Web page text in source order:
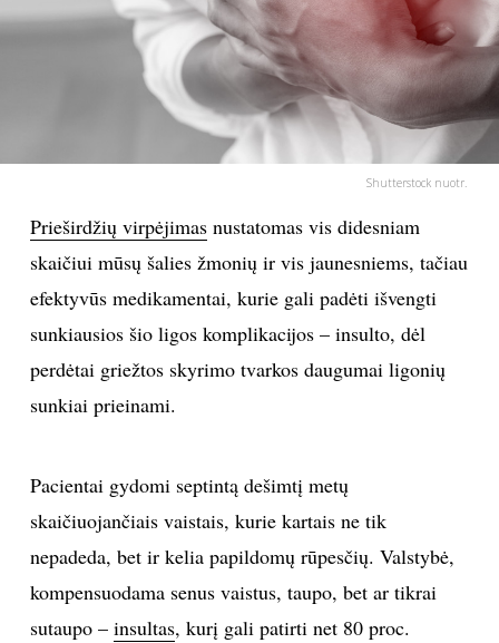
PSICHOLOGIJA
ASTROLOGIJA
POLITIKA
KULTŪRA
KINAS
MUZIKA
TEATRAS
SPORTAS
Shutterstock nuotr.
Prieširdžių virpėjimasnustatomas vis didesniam
skaičiui mūsų šalies žmonių ir vis jaunesniems, tačiau
efektyvūs medikamentai, kurie gali padėti išvengti
sunkiausios šio ligos komplikacijos – insulto, dėl
perdėtai griežtos skyrimo tvarkos daugumai ligonių
sunkiai prieinami.
Pacientai gydomi septintą dešimtį metų
skaičiuojančiais vaistais, kurie kartais ne tik
nepadeda, bet ir kelia papildomų rūpesčių. Valstybė,
kompensuodama senus vaistus, taupo, bet ar tikrai
sutaupo – insultas, kurį gali patirti net 80 proc.